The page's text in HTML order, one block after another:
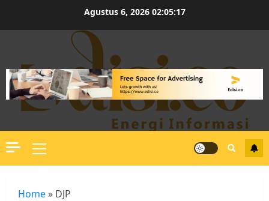
Agustus 6, 2026 02:05:18
Primary
Menu
Home » DJP